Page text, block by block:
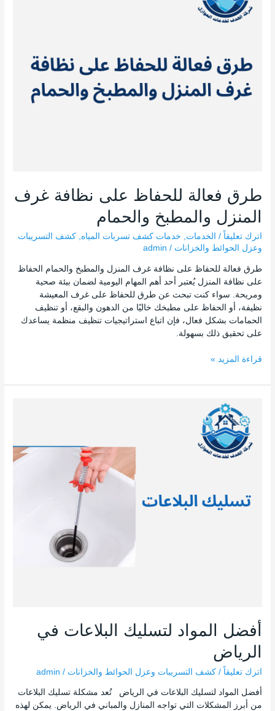
طرق فعالة للحفاظ على نظافة غرف
المنزل والمطبخ والحمام
اترك تعليقاً / الخدمات, خدمات كشف تسربات المياه,كشف التسريبات
وعزل الحوائط والخزانات /
admin
طرق فعالة للحفاظ على نظافة غرف المنزل والمطبخ والحمام الحفاظ
على نظافة المنزل يُعتبر أحد أهم المهام اليومية لضمان بيئة صحية
ومريحة. سواء كنت تبحث عن طرق للحفاظ على غرف المعيشة
نظيفة، أو الحفاظ على مطبخك خاليًا من الدهون والبقع، أو تنظيف
الحمامات بشكل فعال، فإن اتباع استراتيجيات تنظيف منظمة يساعدك
على تحقيق ذلك بسهولة.
على
نظافة
والمطبخ
والحمام
قراءة المزيد »
أفضل المواد لتسليك البلاعات في
الرياض
اترك تعليقاً /كشف التسريبات وعزل الحوائط والخزانات /
admin
أفضل المواد لتسليك البلاعات في الرياض تُعد مشكلة تسليك البلاعات
من أبرز المشكلات التي تواجه المنازل والمباني في الرياض. يمكن لهذه
المواد
لتسليك
البلاعات